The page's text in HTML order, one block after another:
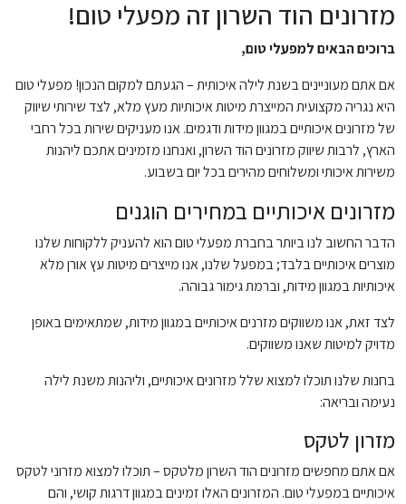
מזרונים הוד השרון זה מפעלי טום!
ברוכים הבאים למפעלי טום,
אם אתם מעוניינים בשנת לילה איכותית – הגעתם למקום הנכון! מפעלי טום
היא נגריה מקצועית המייצרת מיטות איכותיות מעץ מלא, לצד שירותי שיווק
של מזרונים איכותיים במגוון מידות ודגמים. אנו מעניקים שירות בכל רחבי
הארץ, לרבות שיווק מזרונים הוד השרון, ואנחנו מזמינים אתכם ליהנות
משירות איכותי ומשלוחים מהירים בכל יום בשבוע.
מזרונים איכותיים במחירים הוגנים
הדבר החשוב לנו ביותר בחברת מפעלי טום הוא להעניק ללקוחות שלנו
מוצרים איכותיים בלבד; במפעל שלנו, אנו מייצרים מיטות עץ אורן מלא
איכותיות במגוון מידות, וברמת גימור גבוהה.
לצד זאת, אנו משווקים מזרנים איכותיים במגוון מידות, שמתאימים באופן
מדויק למיטות שאנו משווקים.
בחנות שלנו תוכלו למצוא שלל מזרונים איכותיים, וליהנות משנת לילה
נעימה ובריאה:
מזרון לטקס
אם אתם מחפשים מזרונים הוד השרון מלטקס – תוכלו למצוא מזרוני לטקס
איכותיים במפעלי טום. המזרונים האלו זמינים במגוון דרגות קושי, והם